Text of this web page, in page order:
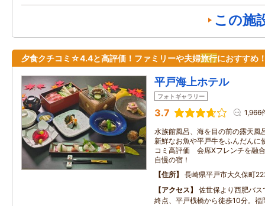
この施
夕食クチコミ☆4.4と高評価！ファミリーや夫婦旅行におすすめ
平戸海上ホテル
フォトギャラリー
3.7 1,966
水族館風呂、海を目の前の露天風
新鮮なお魚や平戸牛をふんだんに
コミ高評価 会席Xフレンチを融
自慢の宿！
住所
長崎県平戸市大久保町
アクセス
佐世保より西肥バ
終点、平戸桟橋から徒歩10分。福